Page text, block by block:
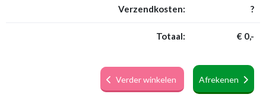
Verzendkosten: ?
Totaal: € 0,-
Verder winkelen Afrekenen